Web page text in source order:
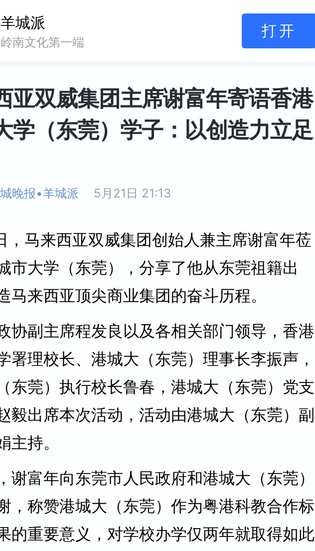
亚双威集团主席谢富年寄语香港
学（东莞）学子：以创造力立足
晚报•羊城派 5月21日 21:13
，马来西亚双威集团创始人兼主席谢富年莅
市大学（东莞），分享了他从东莞祖籍出
马来西亚顶尖商业集团的奋斗历程。
协副主席程发良以及各相关部门领导，香港
署理校长、港城大（东莞）理事长李振声，
东莞）执行校长鲁春，港城大（东莞）党支
毅出席本次活动，活动由港城大（东莞）副
主持。
谢富年向东莞市人民政府和港城大（东莞）
，称赞港城大（东莞）作为粤港科教合作标
的重要意义，对学校办学仅两年就取得如此
羊城派
岭南文化第一端
打开